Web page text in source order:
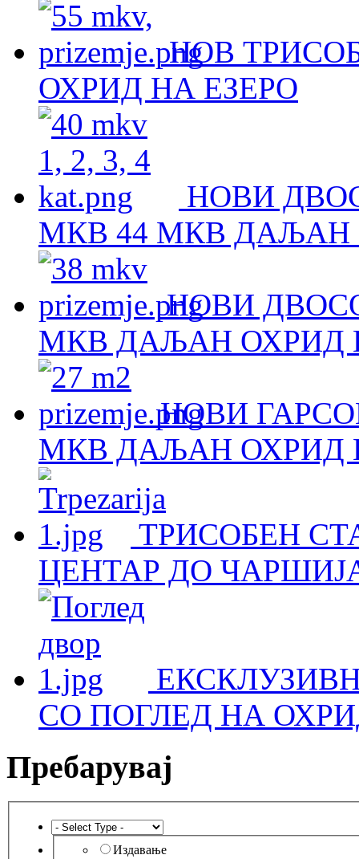
НОВ
ОХРИД НА ЕЗЕРО
НОВИ
МКВ 44 МКВ ДАЉАН
НОВИ
МКВ ДАЉАН ОХРИД
НОВИ
МКВ ДАЉАН ОХРИД
ТРИСОБЕН
ЦЕНТАР ДО
СО ПОГЛЕД НА
Пребарувај
Издавање